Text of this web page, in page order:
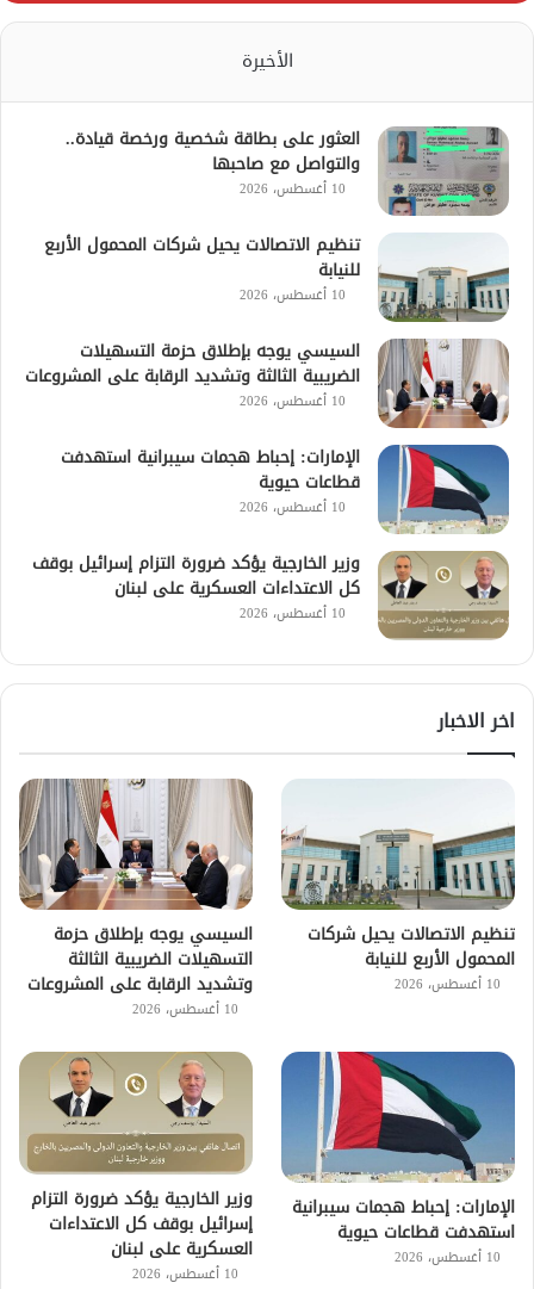
الأخيرة
العثور على بطاقة شخصية ورخصة قيادة..
والتواصل مع صاحبها
10 أغسطس، 2026
تنظيم الاتصالات يحيل شركات المحمول الأربع
للنيابة
10 أغسطس، 2026
السيسي يوجه بإطلاق حزمة التسهيلات
الضريبية الثالثة وتشديد الرقابة على المشروعات
10 أغسطس، 2026
الإمارات: إحباط هجمات سيبرانية استهدفت
قطاعات حيوية
10 أغسطس، 2026
وزير الخارجية يؤكد ضرورة التزام إسرائيل بوقف
كل الاعتداءات العسكرية على لبنان
10 أغسطس، 2026
اخر الاخبار
تنظيم الاتصالات يحيل شركات
المحمول الأربع للنيابة
10 أغسطس، 2026
السيسي يوجه بإطلاق حزمة
التسهيلات الضريبية الثالثة
وتشديد الرقابة على المشروعات
10 أغسطس، 2026
الإمارات: إحباط هجمات سيبرانية
استهدفت قطاعات حيوية
10 أغسطس، 2026
وزير الخارجية يؤكد ضرورة التزام
إسرائيل بوقف كل الاعتداءات
العسكرية على لبنان
10 أغسطس، 2026